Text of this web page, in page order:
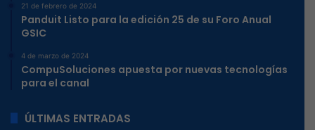
21 de febrero de 2024
Panduit Listo para la edición 25 de su Foro Anual
GSIC
4 de marzo de 2024
CompuSoluciones apuesta por nuevas tecnologías
para el canal
ÚLTIMAS ENTRADAS